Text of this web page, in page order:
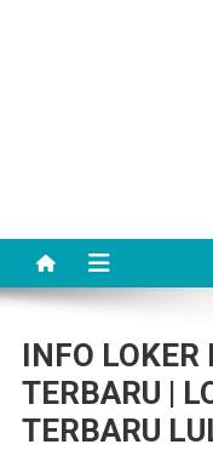
INFO
TERBARU |
TERBARU